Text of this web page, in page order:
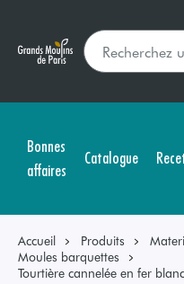
Bonnes
affaires
Catalogue
Accueil Produits
Moules barquettes
Tourtière cannelée en fer